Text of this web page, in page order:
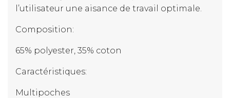
l’utilisateur une aisance de travail optimale.
Composition:
65% polyester, 35% coton
Caractéristiques:
Multipoches